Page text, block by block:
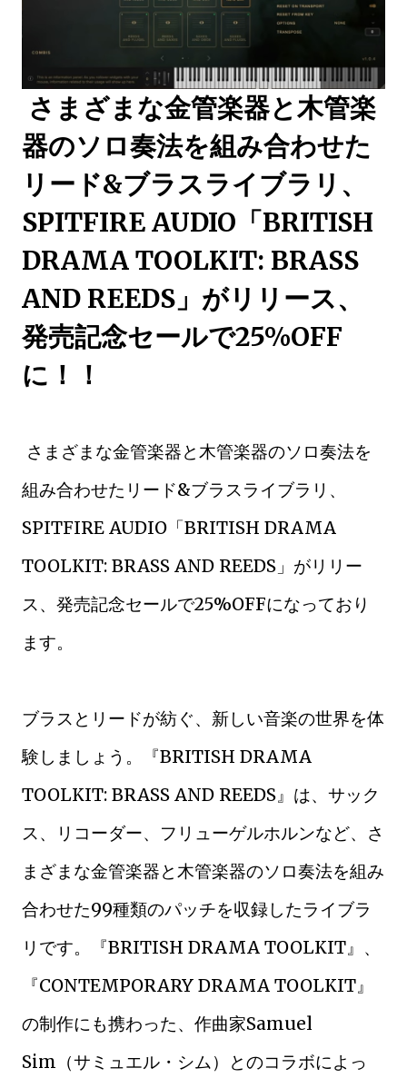
さまざまな金管楽器と木管楽
器のソロ奏法を組み合わせた
リード&ブラスライブラリ、
SPITFIRE AUDIO「BRITISH
DRAMA TOOLKIT: BRASS
AND REEDS」がリリース、
発売記念セールで25%OFF
に！！
さまざまな金管楽器と木管楽器のソロ奏法を
組み合わせたリード&ブラスライブラリ、
SPITFIRE AUDIO「BRITISH DRAMA
TOOLKIT: BRASS AND REEDS」がリリー
ス、発売記念セールで25%OFFになっており
ます。
ブラスとリードが紡ぐ、新しい音楽の世界を体
験しましょう。『BRITISH DRAMA
TOOLKIT: BRASS AND REEDS』は、サック
ス、リコーダー、フリューゲルホルンなど、さ
まざまな金管楽器と木管楽器のソロ奏法を組み
合わせた99種類のパッチを収録したライブラ
リです。『BRITISH DRAMA TOOLKIT』、
『CONTEMPORARY DRAMA TOOLKIT』
の制作にも携わった、作曲家Samuel
Sim（サミュエル・シム）とのコラボによっ